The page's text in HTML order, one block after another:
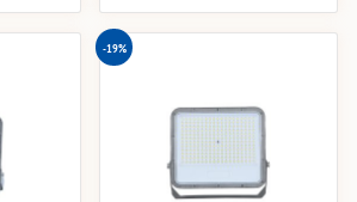
4,415 ден.3,863 ден.
7,570 ден.
-19%